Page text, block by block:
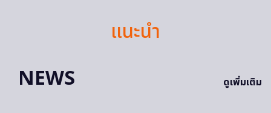
แนะนำ
NEWS
ดูเพิ่มเติม